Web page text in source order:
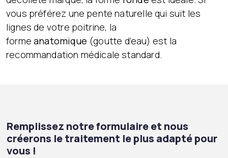
vous préférez une pente naturelle qui suit les
lignes de votre poitrine, la
formeanatomique (goutte d’eau) est la
recommandation médicale standard.
Remplissez notre formulaire et nous
créerons le traitement le plus adapté pour
vous !